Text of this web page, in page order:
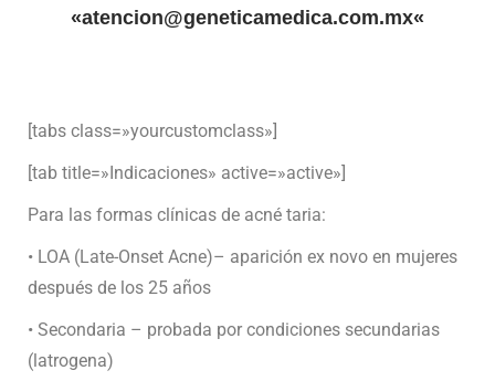
«atencion@geneticamedica.com.mx«
[tabs class=»yourcustomclass»]
[tab title=»Indicaciones» active=»active»]
Para las formas clínicas de acné taria:
• LOA (Late-Onset Acne)– aparición ex novo en mujeres
después de los 25 años
• Secondaria – probada por condiciones secundarias
(latrogena)